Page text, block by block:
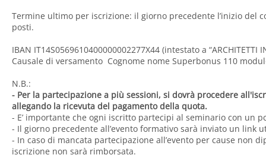
Termine ultimo per iscrizione: il giorno precedente l’inizio del
posti.
IBAN IT14S0569610400000002277X44 (intestato a “ARCHITETTI
Causale di versamento Cognome nome Superbonus 110
N.B.:
- Per la partecipazione a più sessioni, si dovrà procedere
allegando la ricevuta del pagamento della quota.
- E’ importante che ogni iscritto partecipi al seminario con un
- Il giorno precedente all’evento formativo sarà inviato un link
- In caso di mancata partecipazione all’evento per cause non
iscrizione non sarà rimborsata.